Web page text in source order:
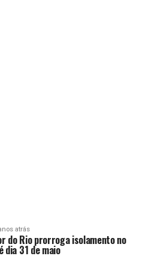
atrás
do Rio prorroga isolamento no
dia 31 de maio